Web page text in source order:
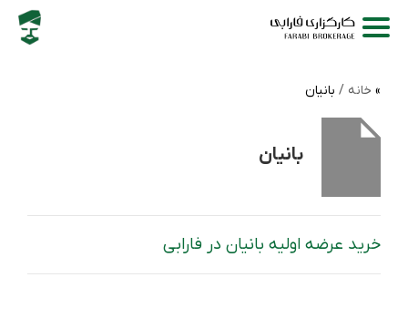
خانه / بانیان
بانیان
خرید عرضه اولیه بانیان در فارابی